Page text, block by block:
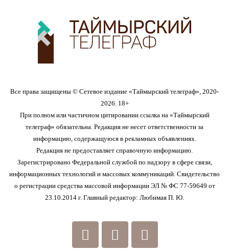
Все права защищены © Сетевое издание «Таймырский телеграф», 2020-
2026. 18+
При полном или частичном цитировании ссылка на «Таймырский
телеграф» обязательна. Редакция не несет ответственности за
информацию, содержащуюся в рекламных объявлениях.
Редакция не предоставляет справочную информацию.
Зарегистрировано Федеральной службой по надзору в сфере связи,
информационных технологий и массовых коммуникаций. Свидетельство
о регистрации средства массовой информации ЭЛ № ФС 77-59649 от
23.10.2014 г. Главный редактор: Любимая П. Ю.